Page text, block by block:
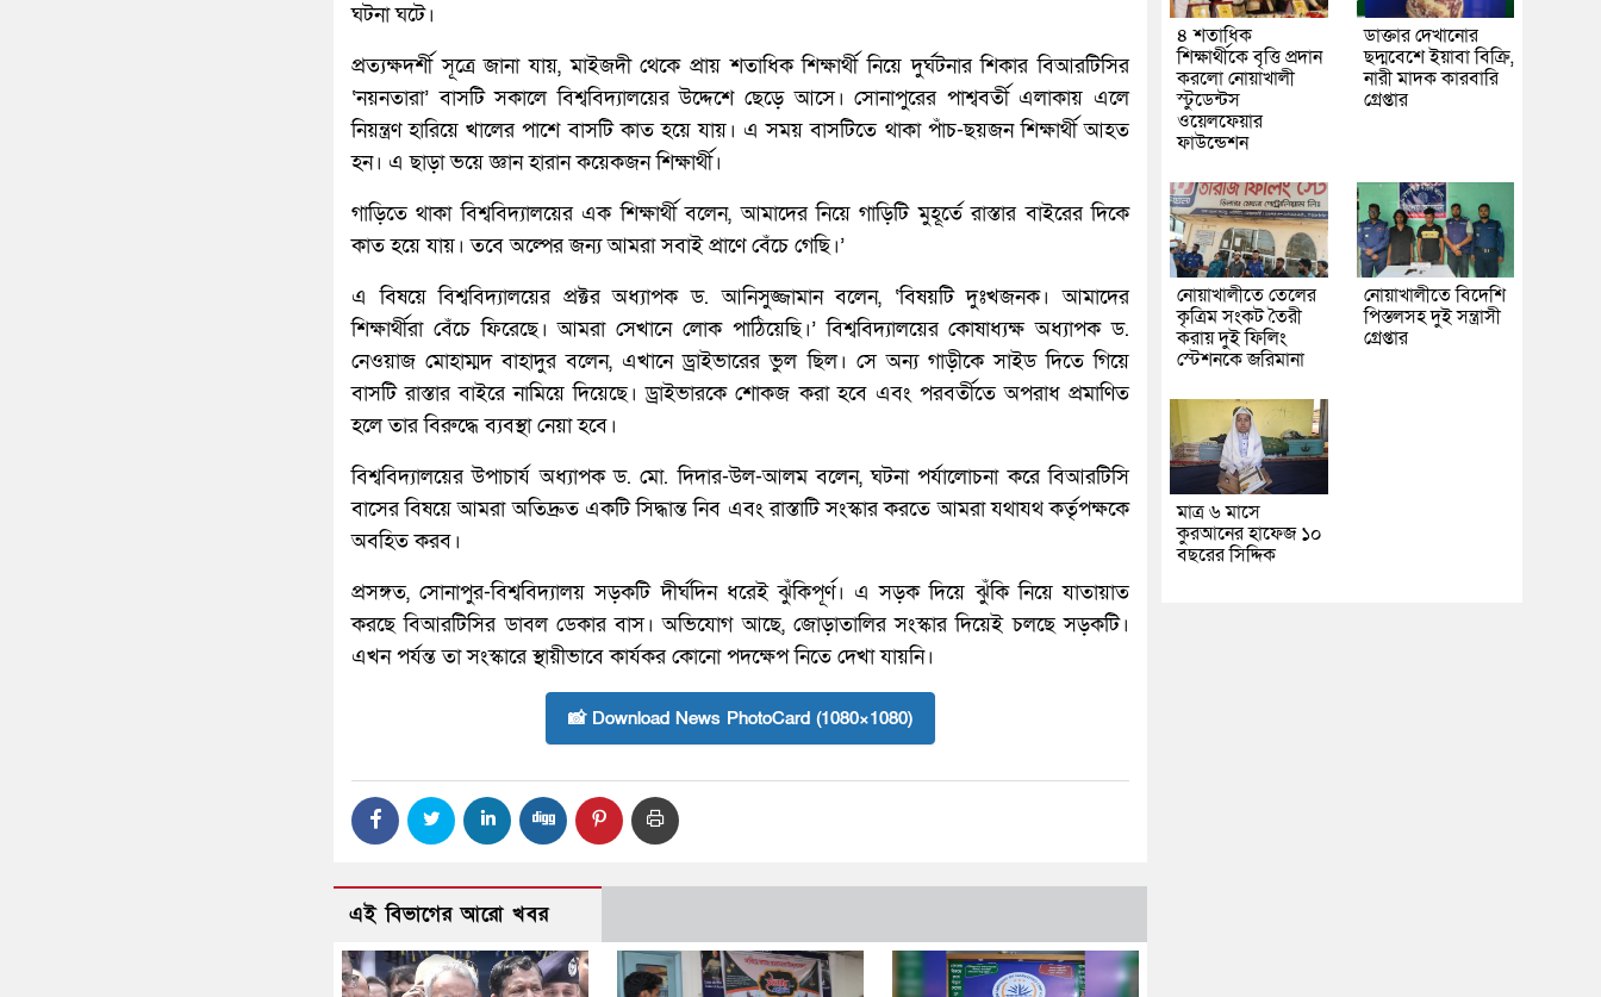
ঘটনা ঘটে।
প্রত্যক্ষদর্শী সূত্রে জানা যায়, মাইজদী থেকে প্রায় শতাধিক শিক্ষার্থী নিয়ে দুর্ঘটনার শিকার বিআরটিসির
‘নয়নতারা’ বাসটি সকালে বিশ্ববিদ্যালয়ের উদ্দেশে ছেড়ে আসে। সোনাপুরের পাশ্ববর্তী এলাকায় এলে
নিয়ন্ত্রণ হারিয়ে খালের পাশে বাসটি কাত হয়ে যায়। এ সময় বাসটিতে থাকা পাঁচ-ছয়জন শিক্ষার্থী আহত
হন। এ ছাড়া ভয়ে জ্ঞান হারান কয়েকজন শিক্ষার্থী।
গাড়িতে থাকা বিশ্ববিদ্যালয়ের এক শিক্ষার্থী বলেন, আমাদের নিয়ে গাড়িটি মুহূর্তে রাস্তার বাইরের দিকে
কাত হয়ে যায়। তবে অল্পের জন্য আমরা সবাই প্রাণে বেঁচে গেছি।’
এ বিষয়ে বিশ্ববিদ্যালয়ের প্রক্টর অধ্যাপক ড. আনিসুজ্জামান বলেন, ‘বিষয়টি দুঃখজনক। আমাদের
শিক্ষার্থীরা বেঁচে ফিরেছে। আমরা সেখানে লোক পাঠিয়েছি।’ বিশ্ববিদ্যালয়ের কোষাধ্যক্ষ অধ্যাপক ড.
নেওয়াজ মোহাম্মদ বাহাদুর বলেন, এখানে ড্রাইভারের ভুল ছিল। সে অন্য গাড়ীকে সাইড দিতে গিয়ে
বাসটি রাস্তার বাইরে নামিয়ে দিয়েছে। ড্রাইভারকে শোকজ করা হবে এবং পরবর্তীতে অপরাধ প্রমাণিত
হলে তার বিরুদ্ধে ব্যবস্থা নেয়া হবে।
বিশ্ববিদ্যালয়ের উপাচার্য অধ্যাপক ড. মো. দিদার-উল-আলম বলেন, ঘটনা পর্যালোচনা করে বিআরটিসি
বাসের বিষয়ে আমরা অতিদ্রুত একটি সিদ্ধান্ত নিব এবং রাস্তাটি সংস্কার করতে আমরা যথাযথ কর্তৃপক্ষকে
অবহিত করব।
প্রসঙ্গত, সোনাপুর-বিশ্ববিদ্যালয় সড়কটি দীর্ঘদিন ধরেই ঝুঁকিপূর্ণ। এ সড়ক দিয়ে ঝুঁকি নিয়ে যাতায়াত
করছে বিআরটিসির ডাবল ডেকার বাস। অভিযোগ আছে, জোড়াতালির সংস্কার দিয়েই চলছে সড়কটি।
এখন পর্যন্ত তা সংস্কারে স্থায়ীভাবে কার্যকর কোনো পদক্ষেপ নিতে দেখা যায়নি।
📸 Download News PhotoCard (1080×1080)
এই বিভাগের আরো খবর
৪ শতাধিক
শিক্ষার্থীকে বৃত্তি প্রদান
করলো নোয়াখালী
স্টুডেন্টস
ওয়েলফেয়ার
ফাউন্ডেশন
ডাক্তার দেখানোর
ছদ্মবেশে ইয়াবা বিক্রি,
নারী মাদক কারবারি
গ্রেপ্তার
নোয়াখালীতে তেলের
কৃত্রিম সংকট তৈরী
করায় দুই ফিলিং
স্টেশনকে জরিমানা
নোয়াখালীতে বিদেশি
পিস্তলসহ দুই সন্ত্রাসী
গ্রেপ্তার
মাত্র ৬ মাসে
কুরআনের হাফেজ ১০
বছরের সিদ্দিক